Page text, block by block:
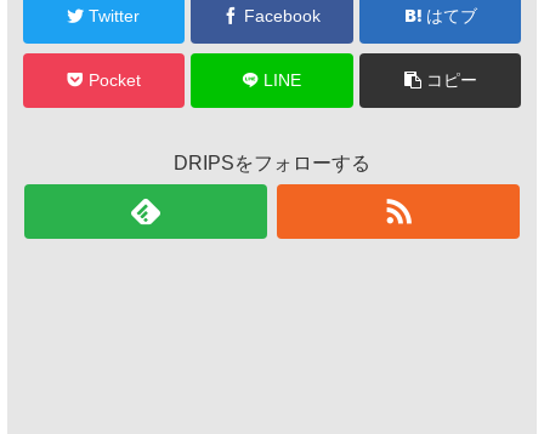
Twitter Facebook はてブ
Pocket LINE コピー
DRIPSをフォローする